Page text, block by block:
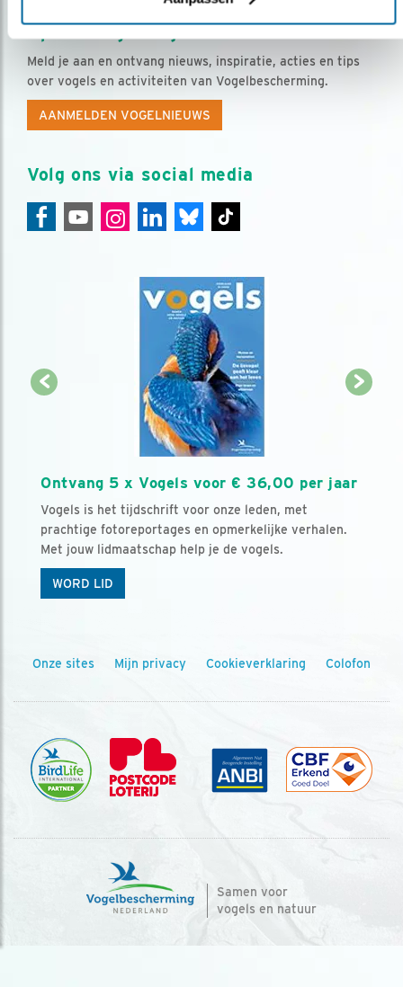
Op de hoogte blijven?
Meld je aan en ontvang nieuws, inspiratie, acties en tips
over vogels en activiteiten van Vogelbescherming.
AANMELDEN VOGELNIEUWS
Volg ons via social media
Ontvang 5 x Vogels voor € 36,00 per jaar
Vogels is het tijdschrift voor onze leden, met
prachtige fotoreportages en opmerkelijke verhalen.
Met jouw lidmaatschap help je de vogels.
WORD LID
Onze sites Mijn privacy Cookieverklaring Colofon
Samen voor
vogels en natuur